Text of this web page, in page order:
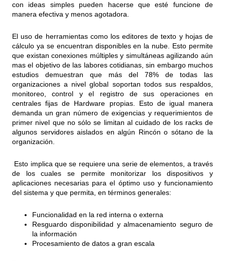
con ideas simples pueden hacerse que esté funcione de
manera efectiva y menos agotadora.
El uso de herramientas como los editores de texto y hojas de
cálculo ya se encuentran disponibles en la nube. Esto permite
que existan conexiones múltiples y simultáneas agilizando aún
mas el objetivo de las labores cotidianas, sin embargo muchos
estudios demuestran que más del 78% de todas las
organizaciones a nivel global soportan todos sus respaldos,
monitoreo, control y el registro de sus operaciones en
centrales fijas de Hardware propias. Esto de igual manera
demanda un gran número de exigencias y requerimientos de
primer nivel que no sólo se limitan al cuidado de los racks de
algunos servidores aislados en algún Rincón o sótano de la
organización.
Esto implica que se requiere una serie de elementos, a través
de los cuales se permite monitorizar los dispositivos y
aplicaciones necesarias para el óptimo uso y funcionamiento
del sistema y que permita, en términos generales:
Funcionalidad en la red interna o externa
Resguardo disponibilidad y almacenamiento seguro de
la información
Procesamiento de datos a gran escala